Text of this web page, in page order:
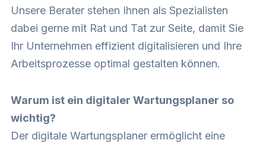
Unsere Berater stehen Ihnen als Spezialisten
dabei gerne mit Rat und Tat zur Seite, damit Sie
Ihr Unternehmen effizient digitalisieren und Ihre
Arbeitsprozesse optimal gestalten können.
Warum ist ein digitaler Wartungsplaner so
wichtig?
Der digitale Wartungsplaner ermöglicht eine